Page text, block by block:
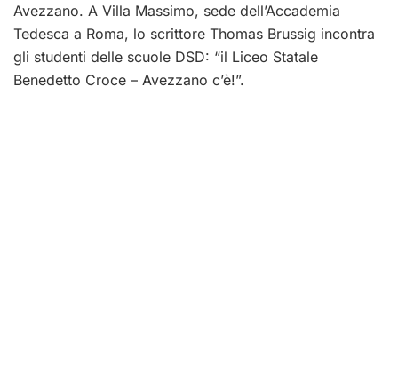
Avezzano. A Villa Massimo, sede dell’Accademia
Tedesca a Roma, lo scrittore Thomas Brussig incontra
gli studenti delle scuole DSD: “il Liceo Statale
Benedetto Croce – Avezzano c’è!”.